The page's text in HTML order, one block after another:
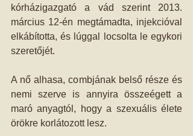
kórházigazgató a vád szerint 2013.
március 12-én megtámadta, injekcióval
elkábította, és lúggal locsolta le egykori
szeretőjét.
A nő alhasa, combjának belső része és
nemi szerve is annyira összeégett a
maró anyagtól, hogy a szexuális élete
örökre korlátozott lesz.